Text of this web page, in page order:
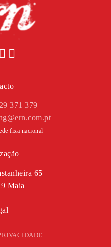
371 379
fixa nacional
65
Maia